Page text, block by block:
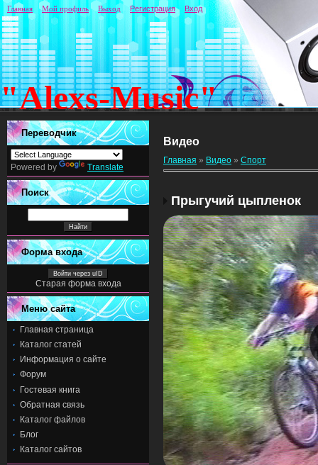
"Alexs-Music"
Главная Мой профиль Выход Регистрация Вход
Переводчик
Powered by Translate
Поиск
Форма входа
Войти через uID
Старая форма входа
Меню сайта
Главная страница
Каталог статей
Информация о сайте
Форум
Гостевая книга
Обратная связь
Каталог файлов
Блог
Каталог сайтов
Видео
Главная » Видео » Спорт
Прыгучий цыпленок